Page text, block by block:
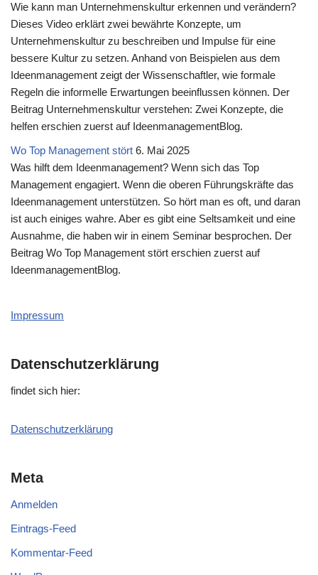
Wie kann man Unternehmenskultur erkennen und verändern?
Dieses Video erklärt zwei bewährte Konzepte, um
Unternehmenskultur zu beschreiben und Impulse für eine
bessere Kultur zu setzen. Anhand von Beispielen aus dem
Ideenmanagement zeigt der Wissenschaftler, wie formale
Regeln die informelle Erwartungen beeinflussen können. Der
Beitrag Unternehmenskultur verstehen: Zwei Konzepte, die
helfen erschien zuerst auf IdeenmanagementBlog.
Wo Top Management stört 6. Mai 2025
Was hilft dem Ideenmanagement? Wenn sich das Top
Management engagiert. Wenn die oberen Führungskräfte das
Ideenmanagement unterstützen. So hört man es oft, und daran
ist auch einiges wahre. Aber es gibt eine Seltsamkeit und eine
Ausnahme, die haben wir in einem Seminar besprochen. Der
Beitrag Wo Top Management stört erschien zuerst auf
IdeenmanagementBlog.
Impressum
Datenschutzerklärung
fin­det sich hier:
Daten­schutz­er­klä­rung
Meta
Anmelden
Eintrags-Feed
Kommentar-Feed